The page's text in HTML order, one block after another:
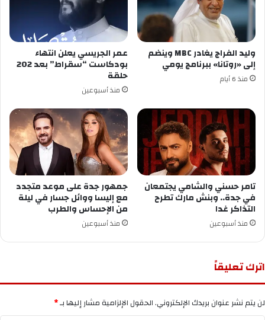
وليد الفراج يغادر MBC وينضم
إلى «روتانا» ببرنامج يومي
منذ 6 أيام
عمر الجريسي يعلن انتهاء
بودكاست “سقراط” بعد 202
حلقة
منذ أسبوعين
تامر حسني والشامي يجتمعان
في جدة.. وبنش مارك تطرح
التذاكر غدا
منذ أسبوعين
جمهور جدة على موعد متجدد
مع إليسا ووائل جسار في ليلة
من الإحساس والطرب
منذ أسبوعين
اترك تعليقاً
لن يتم نشر عنوان بريدك الإلكتروني.الحقول الإلزامية مشار إليها بـ*